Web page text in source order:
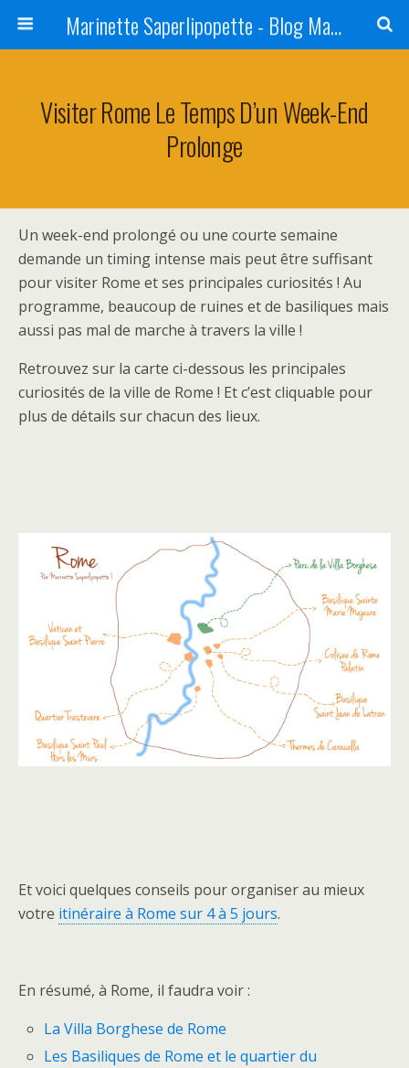
Marinette Saperlipopette - Blog Maman Angers Lifestyle - Ex Expat Montréal
Visiter Rome Le Temps D’un Week-End
Prolonge
Un week-end prolongé ou une courte semaine
demande un timing intense mais peut être suffisant
pour visiter Rome et ses principales curiosités ! Au
programme, beaucoup de ruines et de basiliques mais
aussi pas mal de marche à travers la ville !
Retrouvez sur la carte ci-dessous les principales
curiosités de la ville de Rome ! Et c’est cliquable pour
plus de détails sur chacun des lieux.
Et voici quelques conseils pour organiser au mieux
votre itinéraire à Rome sur 4 à 5 jours.
En résumé, à Rome, il faudra voir :
La Villa Borghese de Rome
Les Basiliques de Rome et le quartier du